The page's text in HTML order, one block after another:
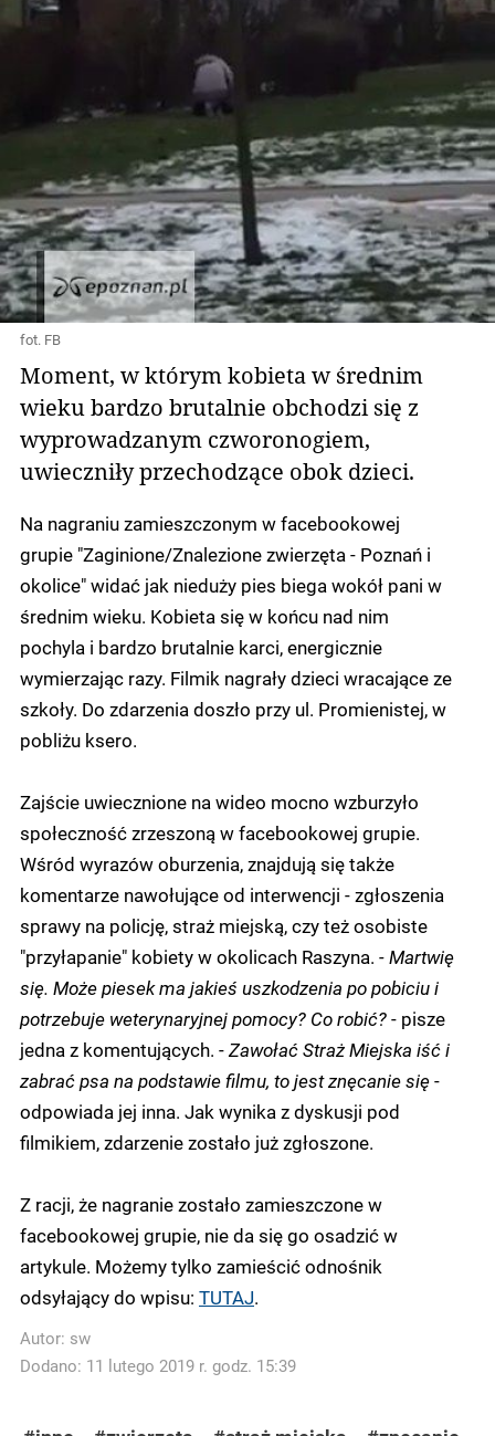
fot. FB
Moment, w którym kobieta w średnim
wieku bardzo brutalnie obchodzi się z
wyprowadzanym czworonogiem,
uwieczniły przechodzące obok dzieci.
Na nagraniu zamieszczonym w facebookowej
grupie "Zaginione/Znalezione zwierzęta - Poznań i
okolice" widać jak nieduży pies biega wokół pani w
średnim wieku. Kobieta się w końcu nad nim
pochyla i bardzo brutalnie karci, energicznie
wymierzając razy. Filmik nagrały dzieci wracające ze
szkoły. Do zdarzenia doszło przy ul. Promienistej, w
pobliżu ksero.
Zajście uwiecznione na wideo mocno wzburzyło
społeczność zrzeszoną w facebookowej grupie.
Wśród wyrazów oburzenia, znajdują się także
komentarze nawołujące od interwencji - zgłoszenia
sprawy na policję, straż miejską, czy też osobiste
"przyłapanie" kobiety w okolicach Raszyna. -Martwię
się. Może piesek ma jakieś uszkodzenia po pobiciu i
potrzebuje weterynaryjnej pomocy? Co robić?- pisze
jedna z komentujących. -Zawołać Straż Miejska iść i
zabrać psa na podstawie filmu, to jest znęcanie się-
odpowiada jej inna. Jak wynika z dyskusji pod
filmikiem, zdarzenie zostało już zgłoszone.
Z racji, że nagranie zostało zamieszczone w
facebookowej grupie, nie da się go osadzić w
artykule. Możemy tylko zamieścić odnośnik
odsyłający do wpisu: TUTAJ.
Autor: sw
Dodano: 11 lutego 2019 r. godz. 15:39